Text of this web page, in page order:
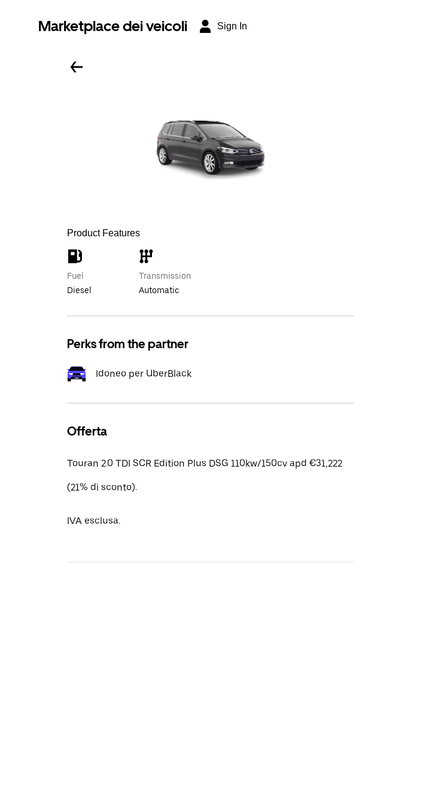
Marketplace dei veicoli Sign In
Product Features
Fuel
Diesel
Transmission
Automatic
Perks from the partner
Idoneo per UberBlack
Offerta
Touran 2.0 TDI SCR Edition Plus DSG 110kw/150cv apd €31,222
(21% di sconto).
IVA esclusa.